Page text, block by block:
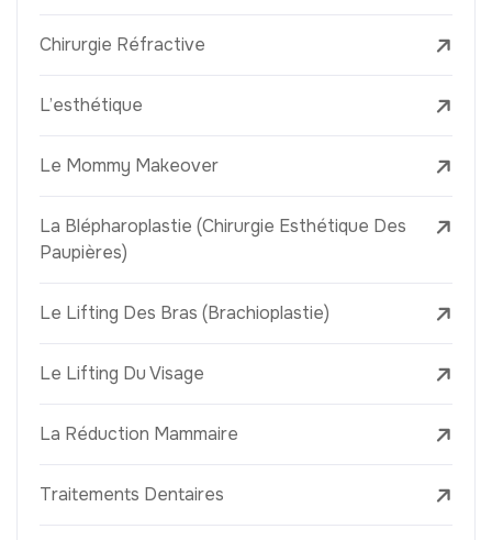
Chirurgie Réfractive
L’esthétique
Le Mommy Makeover
La Blépharoplastie (Chirurgie Esthétique Des
Paupières)
Le Lifting Des Bras (Brachioplastie)
Le Lifting Du Visage
La Réduction Mammaire
Traitements Dentaires